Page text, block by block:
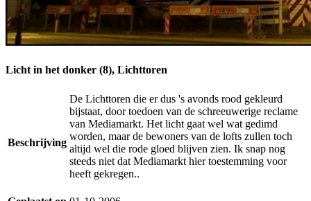
Licht in het donker (8), Lichttoren
Beschrijving
De Lichttoren die er dus 's avonds rood gekleurd
bijstaat, door toedoen van de schreeuwerige reclame
van Mediamarkt. Het licht gaat wel wat gedimd
worden, maar de bewoners van de lofts zullen toch
altijd wel die rode gloed blijven zien. Ik snap nog
steeds niet dat Mediamarkt hier toestemming voor
heeft gekregen..